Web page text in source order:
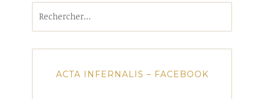
ACTA INFERNALIS – FACEBOOK